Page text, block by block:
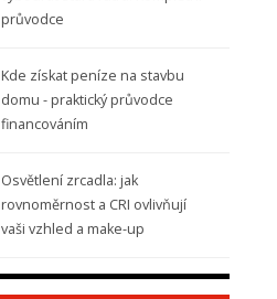
průvodce
Kde získat peníze na stavbu
domu - praktický průvodce
financováním
Osvětlení zrcadla: jak
rovnoměrnost a CRI ovlivňují
vaši vzhled a make-up